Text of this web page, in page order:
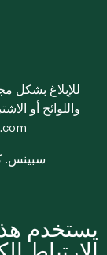
للإبلاغ بشكل
واللوائح أو
© 2020-
يستخدم